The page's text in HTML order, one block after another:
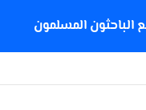
الباحثون المسلمون